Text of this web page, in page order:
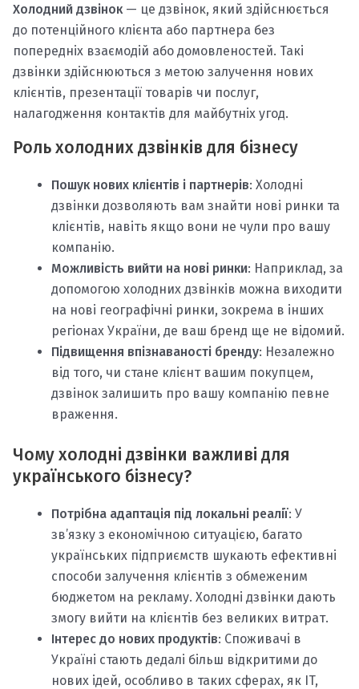
Холодний дзвінок— це дзвінок, який здійснюється
до потенційного клієнта або партнера без
попередніх взаємодій або домовленостей. Такі
дзвінки здійснюються з метою залучення нових
клієнтів, презентації товарів чи послуг,
налагодження контактів для майбутніх угод.
Роль холодних дзвінків для бізнесу
Пошук нових клієнтів і партнерів: Холодні
дзвінки дозволяють вам знайти нові ринки та
клієнтів, навіть якщо вони не чули про вашу
компанію.
Можливість вийти на нові ринки: Наприклад, за
допомогою холодних дзвінків можна виходити
на нові географічні ринки, зокрема в інших
регіонах України, де ваш бренд ще не відомий.
Підвищення впізнаваності бренду: Незалежно
від того, чи стане клієнт вашим покупцем,
дзвінок залишить про вашу компанію певне
враження.
Чому холодні дзвінки важливі для
українського бізнесу?
Потрібна адаптація під локальні реалії: У
зв’язку з економічною ситуацією, багато
українських підприємств шукають ефективні
способи залучення клієнтів з обмеженим
бюджетом на рекламу. Холодні дзвінки дають
змогу вийти на клієнтів без великих витрат.
Інтерес до нових продуктів: Споживачі в
Україні стають дедалі більш відкритими до
нових ідей, особливо в таких сферах, як IT,